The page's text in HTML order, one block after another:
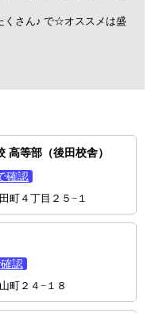
くさん♪ で☆オススメは盛
高等部（後田校舎）
確認
町４丁目２５−１
認
町２４−１８